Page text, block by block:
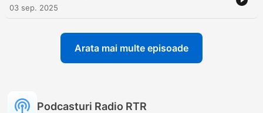
03 sep. 2025
Arata mai multe episoade
Podcasturi Radio RTR